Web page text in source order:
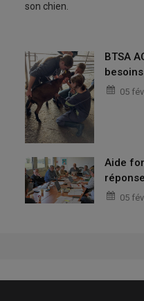
son chien.
BTSA
05
Aide
05